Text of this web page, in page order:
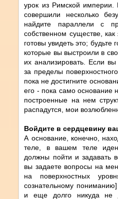
урок из Римской империи.
совершили несколько
найдите параллели с
собственном существе,
готовы увидеть это; будьте
которые вы выстроили в
их анализировать. Если
за пределы
пока не достигните
его - пока само основание
построенные на нем
распадутся, мои
Войдите в сердцевину
А основание, конечно,
теле, в вашем теле
должны пойти и задавать
вы задаете вопросы на
на поверхностных
сознательному
и еще долго никуда не